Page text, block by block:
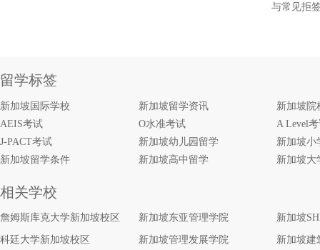
与常见拒
留学标签
新加坡国际学校 新加坡留学资讯
新加坡院
AEIS考试
O水准考试
A Level
J-PACT考试
新加坡幼儿园留学
新加坡小
新加坡留学条件
新加坡高中留学 新加坡大
相关学校
詹姆斯库克大学新加坡校区 新加坡东亚管理学院 新加坡
科廷大学新加坡校区 新加坡管理发展学院 新加坡建